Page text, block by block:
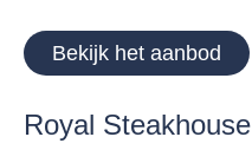
Bekijk het aanbod
Royal Steakhouse